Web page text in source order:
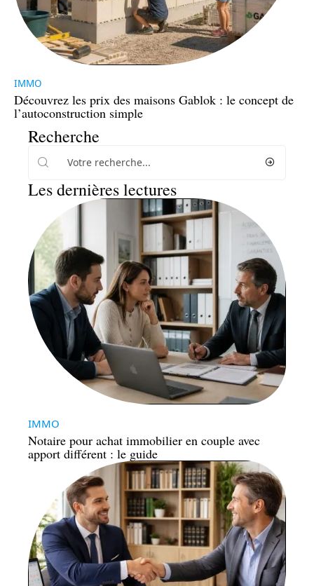
IMMO
Découvrez les prix des maisons Gablok : le concept de
l’autoconstruction simple
Recherche
Les dernières lectures
IMMO
Notaire pour achat immobilier en couple avec
apport différent : le guide